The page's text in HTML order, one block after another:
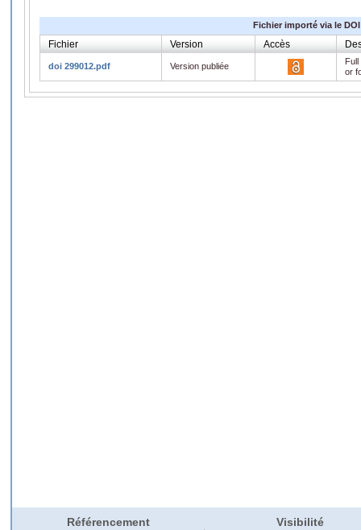
Fichier importé via le DOI
Fichier Version Accès
doi 299012.pdf Version publiée
or
Référencement Visibilité